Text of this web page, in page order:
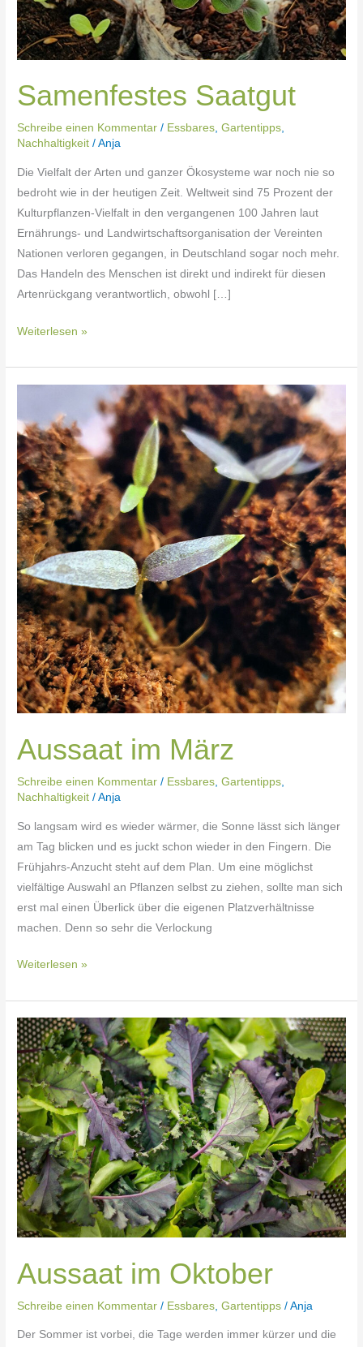
Samenfestes Saatgut
Schreibe einen Kommentar / Essbares,Gartentipps,
Nachhaltigkeit /Anja
Die Vielfalt der Arten und ganzer Ökosysteme war noch nie so
bedroht wie in der heutigen Zeit. Weltweit sind 75 Prozent der
Kulturpflanzen-Vielfalt in den vergangenen 100 Jahren laut
Ernährungs- und Landwirtschaftsorganisation der Vereinten
Nationen verloren gegangen, in Deutschland sogar noch mehr.
Das Handeln des Menschen ist direkt und indirekt für diesen
Artenrückgang verantwortlich, obwohl […]
Weiterlesen »
Aussaat im März
Schreibe einen Kommentar / Essbares,Gartentipps,
Nachhaltigkeit /Anja
So langsam wird es wieder wärmer, die Sonne lässt sich länger
am Tag blicken und es juckt schon wieder in den Fingern. Die
Frühjahrs-Anzucht steht auf dem Plan. Um eine möglichst
vielfältige Auswahl an Pflanzen selbst zu ziehen, sollte man sich
erst mal einen Überlick über die eigenen Platzverhältnisse
machen. Denn so sehr die Verlockung
März
Weiterlesen »
Aussaat im Oktober
Schreibe einen Kommentar / Essbares ,Gartentipps /Anja
Der Sommer ist vorbei, die Tage werden immer kürzer und die
Aussaat
im
Oktober